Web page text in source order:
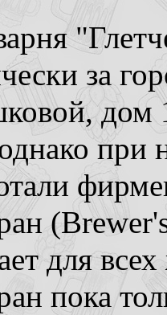
за
при
для
пока